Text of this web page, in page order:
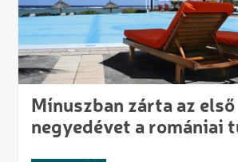
Mínuszban zárta az első
negyedévet a romániai